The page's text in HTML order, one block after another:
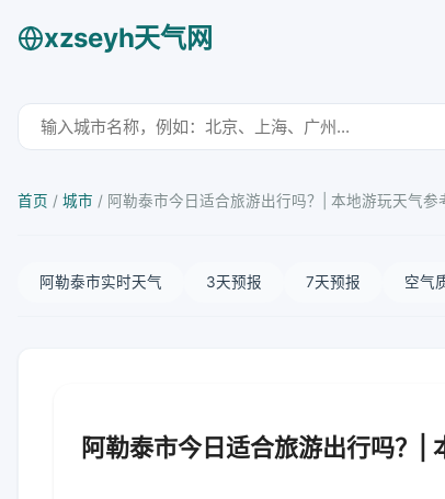
xzseyh天气网
首页 / 城市 / 阿勒泰市今日适合旅游出行吗？| 本地游玩天气参
阿勒泰市实时天气 3天预报 7天预报 空气
阿勒泰市今日适合旅游出行吗？|